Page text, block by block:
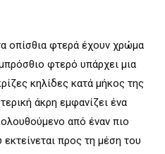
οπίσθια φτερά έχουν χρώμα
φτερό υπάρχει μια
κηλίδες κατά μήκος της
άκρη εμφανίζει ένα
από έναν πιο
προς τη μέση του